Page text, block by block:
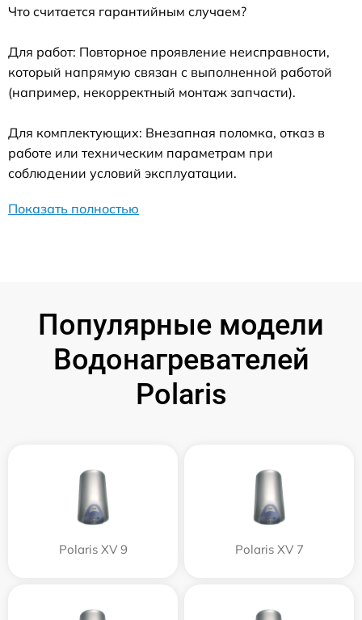
Что считается гарантийным случаем?
Для работ: Повторное проявление неисправности,
который напрямую связан с выполненной работой
(например, некорректный монтаж запчасти).
Для комплектующих: Внезапная поломка, отказ в
работе или техническим параметрам при
соблюдении условий эксплуатации.
Показать полностью
Популярные модели
Водонагревателей
Polaris
Polaris XV 9 Polaris XV 7